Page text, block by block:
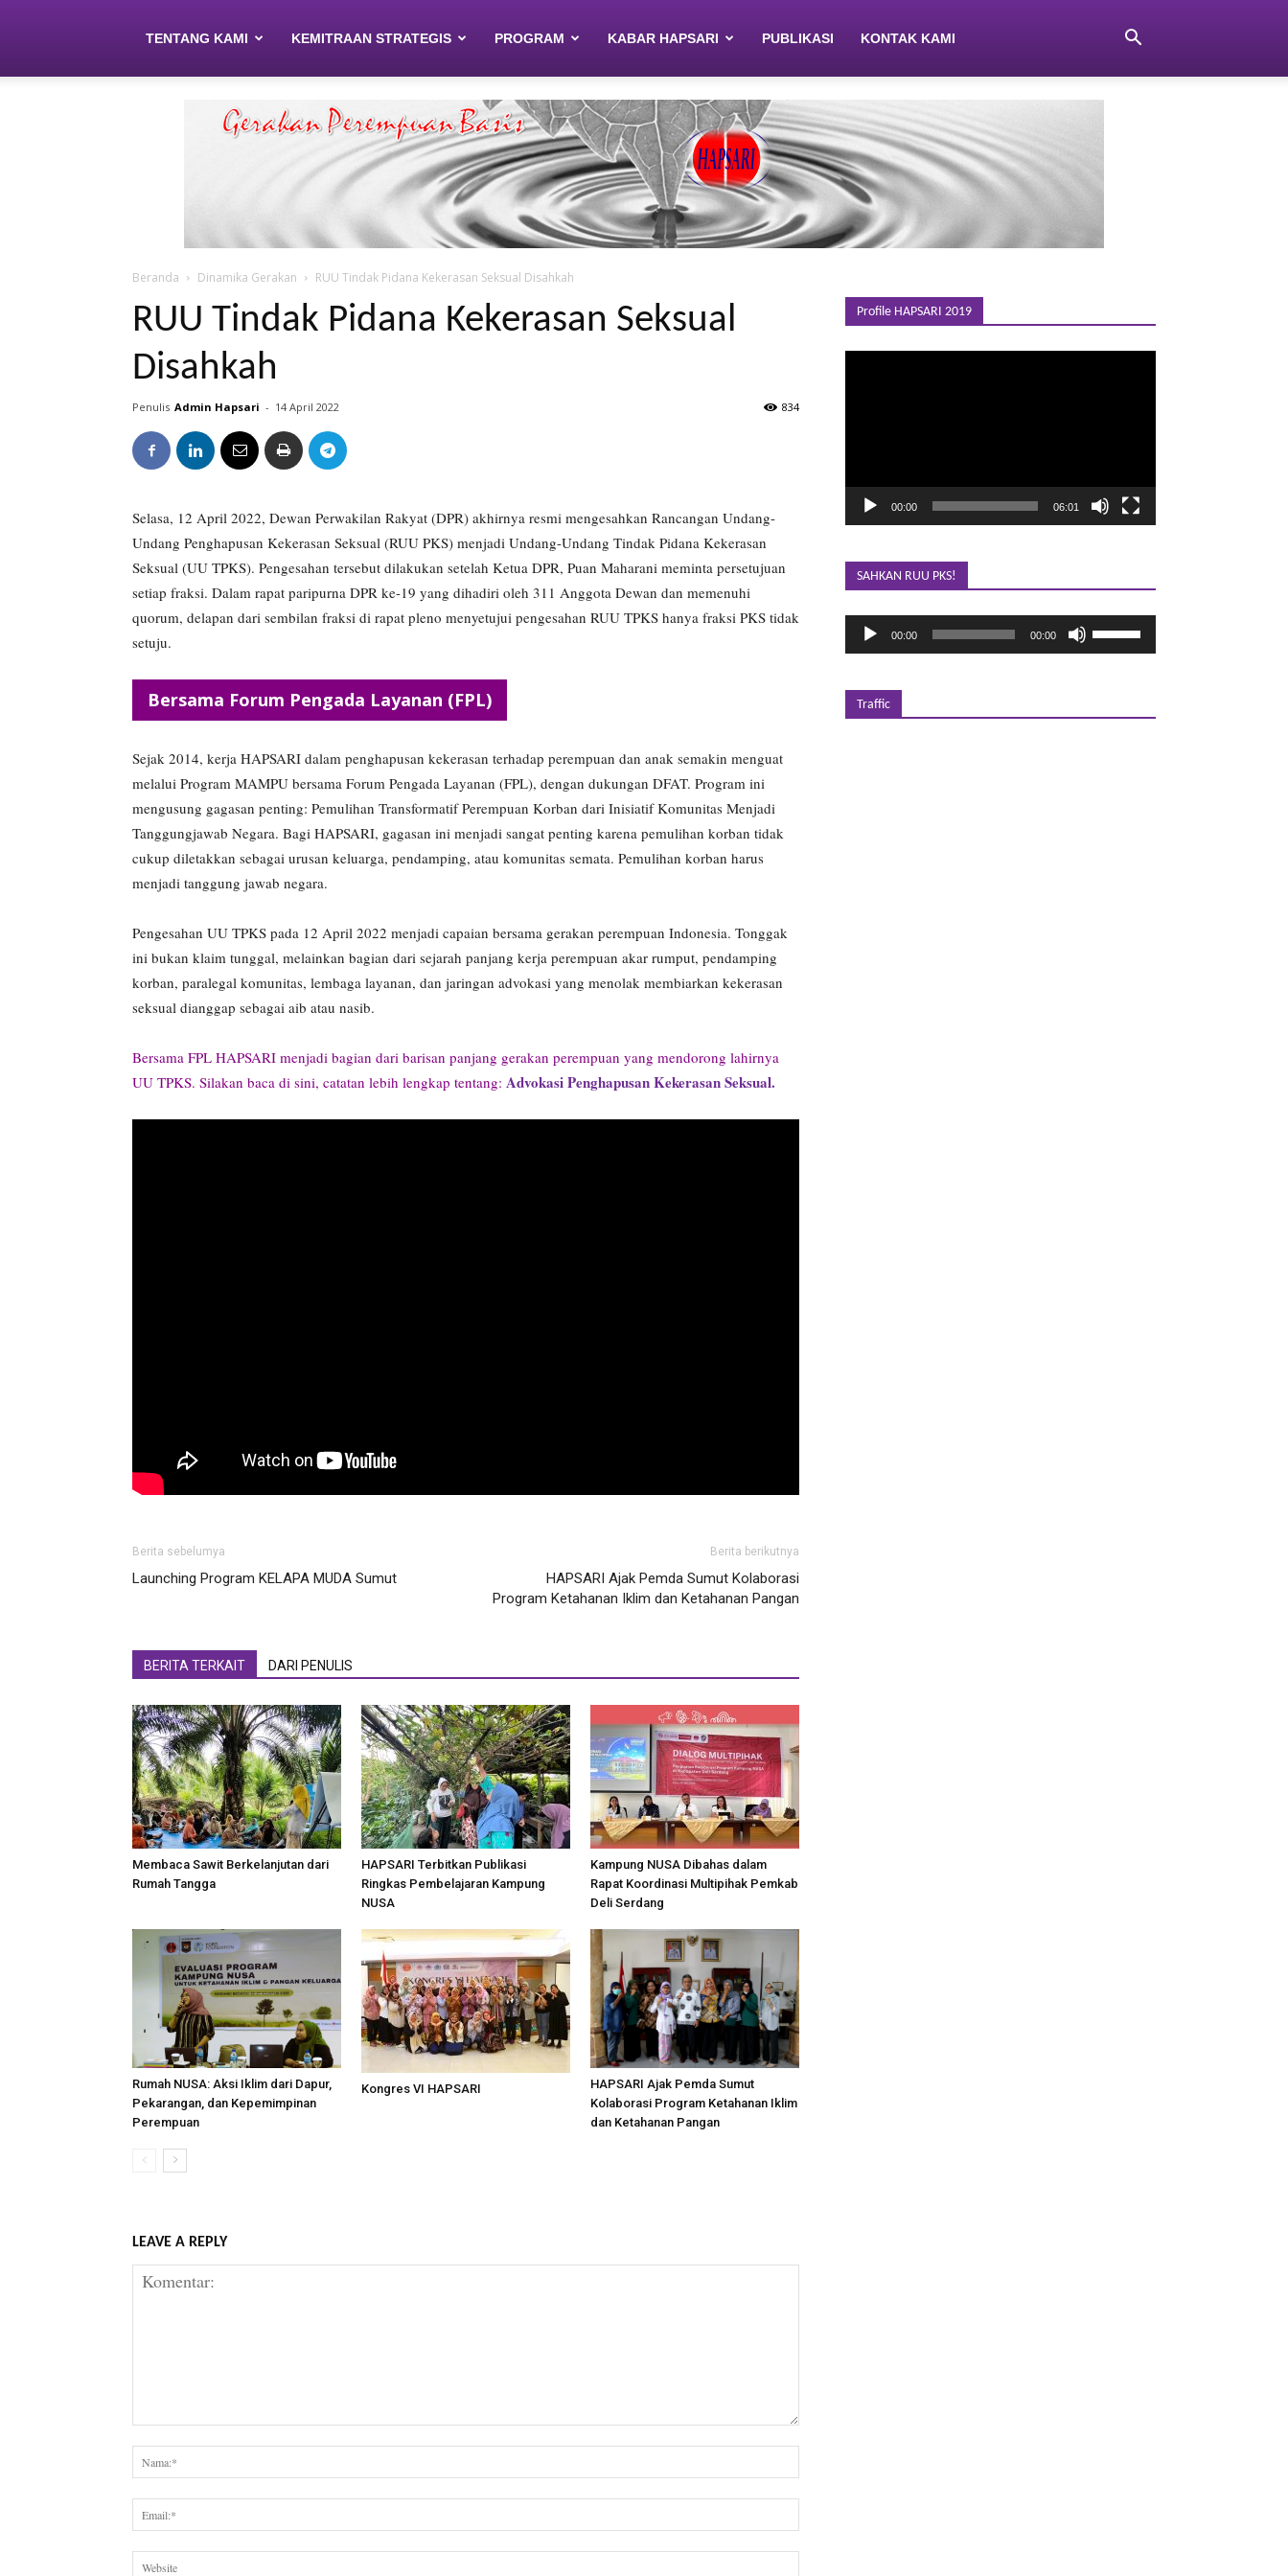
TENTANG KAMI KEMITRAAN STRATEGIS PROGRAM KABAR HAPSARI PUBLIKASI KONTAK KAMI
Beranda Dinamika Gerakan RUU Tindak Pidana Kekerasan Seksual Disahkah
RUU Tindak Pidana Kekerasan Seksual
Disahkah
Penulis Admin Hapsari - 14 April 2022 834
Selasa, 12 April 2022, Dewan Perwakilan Rakyat (DPR) akhirnya resmi mengesahkan Rancangan Undang-
Undang Penghapusan Kekerasan Seksual (RUU PKS) menjadi Undang-Undang Tindak Pidana Kekerasan
Seksual (UU TPKS). Pengesahan tersebut dilakukan setelah Ketua DPR, Puan Maharani meminta persetujuan
setiap fraksi. Dalam rapat paripurna DPR ke-19 yang dihadiri oleh 311 Anggota Dewan dan memenuhi
quorum, delapan dari sembilan fraksi di rapat pleno menyetujui pengesahan RUU TPKS hanya fraksi PKS tidak
setuju.
Bersama Forum Pengada Layanan (FPL)
Sejak 2014, kerja HAPSARI dalam penghapusan kekerasan terhadap perempuan dan anak semakin menguat
melalui Program MAMPU bersama Forum Pengada Layanan (FPL), dengan dukungan DFAT. Program ini
mengusung gagasan penting: Pemulihan Transformatif Perempuan Korban dari Inisiatif Komunitas Menjadi
Tanggungjawab Negara. Bagi HAPSARI, gagasan ini menjadi sangat penting karena pemulihan korban tidak
cukup diletakkan sebagai urusan keluarga, pendamping, atau komunitas semata. Pemulihan korban harus
menjadi tanggung jawab negara.
Pengesahan UU TPKS pada 12 April 2022 menjadi capaian bersama gerakan perempuan Indonesia. Tonggak
ini bukan klaim tunggal, melainkan bagian dari sejarah panjang kerja perempuan akar rumput, pendamping
korban, paralegal komunitas, lembaga layanan, dan jaringan advokasi yang menolak membiarkan kekerasan
seksual dianggap sebagai aib atau nasib.
Bersama FPL HAPSARI menjadi bagian dari barisan panjang gerakan perempuan yang mendorong lahirnya
UU TPKS. Silakan baca di sini, catatan lebih lengkap tentang: Advokasi Penghapusan Kekerasan Seksual.
Berita sebelumya
Launching Program KELAPA MUDA Sumut
Berita berikutnya
HAPSARI Ajak Pemda Sumut Kolaborasi
Program Ketahanan Iklim dan Ketahanan Pangan
BERITA TERKAIT DARI PENULIS
Membaca Sawit Berkelanjutan dari
Rumah Tangga
HAPSARI Terbitkan Publikasi
Ringkas Pembelajaran Kampung
NUSA
Kampung NUSA Dibahas dalam
Rapat Koordinasi Multipihak Pemkab
Deli Serdang
Rumah NUSA: Aksi Iklim dari Dapur,
Pekarangan, dan Kepemimpinan
Perempuan
Kongres VI HAPSARI
HAPSARI Ajak Pemda Sumut
Kolaborasi Program Ketahanan Iklim
dan Ketahanan Pangan
LEAVE A REPLY
Profile HAPSARI 2019
00:00 06:01
SAHKAN RUU PKS!
Pemutar
Audio
00:00 00:00
Anak
menaikkan
Traffic